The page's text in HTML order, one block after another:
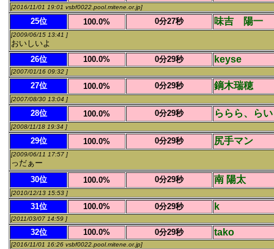
[2016/11/01 19:01 vsbf0022.pool.mitene.or.jp]
25位 100.0% 0分27秒 味吉 陽一
[2009/06/15 13:41 ]
おいしいよ
26位
100.0% 0分29秒 keyse
[2007/01/16 09:32 ]
27位 100.0% 0分29秒 鏑木瑞穂
[2007/08/30 13:04 ]
28位 100.0% 0分29秒 ららら、らい
[2008/11/18 19:34 ]
29位 100.0% 0分29秒 尻手マン
[2009/06/11 17:57 ]
っだぁー
30位
100.0% 0分29秒 南 陽太
[2010/12/13 15:53 ]
31位 100.0% 0分29秒 k
[2011/03/07 14:59 ]
32位 100.0% 0分29秒 tako
[2016/11/01 16:26 vsbf0022.pool.mitene.or.jp]